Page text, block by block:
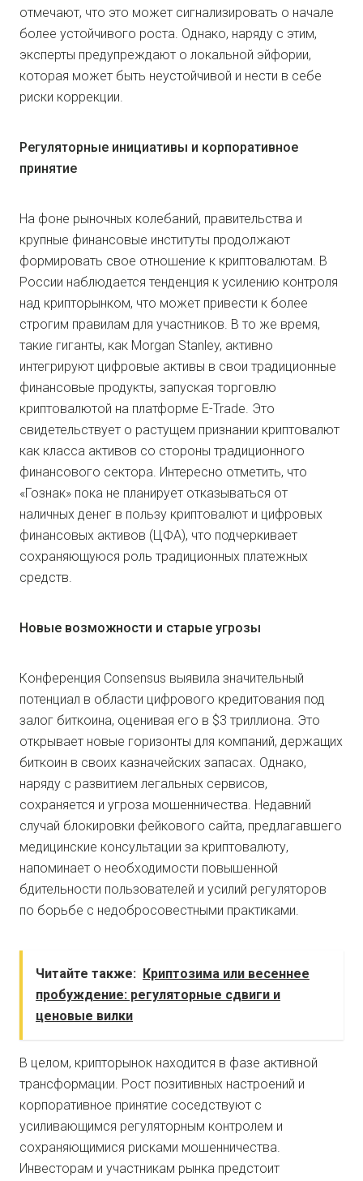
отмечают, что это может сигнализировать о начале
более устойчивого роста. Однако, наряду с этим,
эксперты предупреждают о локальной эйфории,
которая может быть неустойчивой и нести в себе
риски коррекции.
Регуляторные инициативы и корпоративное
принятие
На фоне рыночных колебаний, правительства и
крупные финансовые институты продолжают
формировать свое отношение к криптовалютам. В
России наблюдается тенденция к усилению контроля
над крипторынком, что может привести к более
строгим правилам для участников. В то же время,
такие гиганты, как Morgan Stanley, активно
интегрируют цифровые активы в свои традиционные
финансовые продукты, запуская торговлю
криптовалютой на платформе E-Trade. Это
свидетельствует о растущем признании криптовалют
как класса активов со стороны традиционного
финансового сектора. Интересно отметить, что
«Гознак» пока не планирует отказываться от
наличных денег в пользу криптовалют и цифровых
финансовых активов (ЦФА), что подчеркивает
сохраняющуюся роль традиционных платежных
средств.
Новые возможности и старые угрозы
Конференция Consensus выявила значительный
потенциал в области цифрового кредитования под
залог биткоина, оценивая его в $3 триллиона. Это
открывает новые горизонты для компаний, держащих
биткоин в своих казначейских запасах. Однако,
наряду с развитием легальных сервисов,
сохраняется и угроза мошенничества. Недавний
случай блокировки фейкового сайта, предлагавшего
медицинские консультации за криптовалюту,
напоминает о необходимости повышенной
бдительности пользователей и усилий регуляторов
по борьбе с недобросовестными практиками.
Читайте также: Криптозима или весеннее
пробуждение: регуляторные сдвиги и
ценовые вилки
В целом, крипторынок находится в фазе активной
трансформации. Рост позитивных настроений и
корпоративное принятие соседствуют с
усиливающимся регуляторным контролем и
сохраняющимися рисками мошенничества.
Инвесторам и участникам рынка предстоит